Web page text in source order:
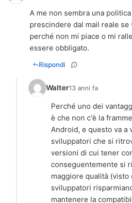
A me non sembra una
prescindere dal mail reale se
perché non mi piace o mi
essere obbligato.
Rispondi
Walter13 anni fa
Perché uno dei
è che non c'è la
Android, e questo va a
sviluppatori che si
versioni di cui tener
conseguentemente si
maggiore qualità
sviluppatori
mantenere la